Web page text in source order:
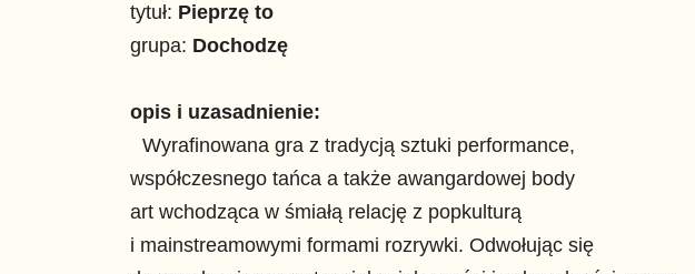
tytuł: Pieprzę to
grupa: Dochodzę
opis i uzasadnienie:
Wyrafinowana gra z tradycją sztuki performance,
współczesnego tańca a także awangardowej body
art wchodząca w śmiałą relację z popkulturą
i mainstreamowymi formami rozrywki. Odwołując się